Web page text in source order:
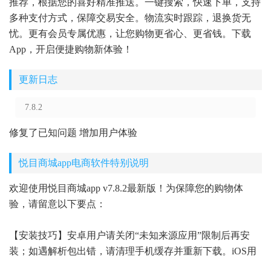
推荐，根据您的喜好精准推送。一键搜索，快速下单，支持
多种支付方式，保障交易安全。物流实时跟踪，退换货无
忧。更有会员专属优惠，让您购物更省心、更省钱。下载
App，开启便捷购物新体验！
更新日志
7.8.2
修复了已知问题 增加用户体验
悦目商城app电商软件特别说明
欢迎使用悦目商城app v7.8.2最新版！为保障您的购物体
验，请留意以下要点：
【安装技巧】安卓用户请关闭“未知来源应用”限制后再安
装；如遇解析包出错，请清理手机缓存并重新下载。iOS用